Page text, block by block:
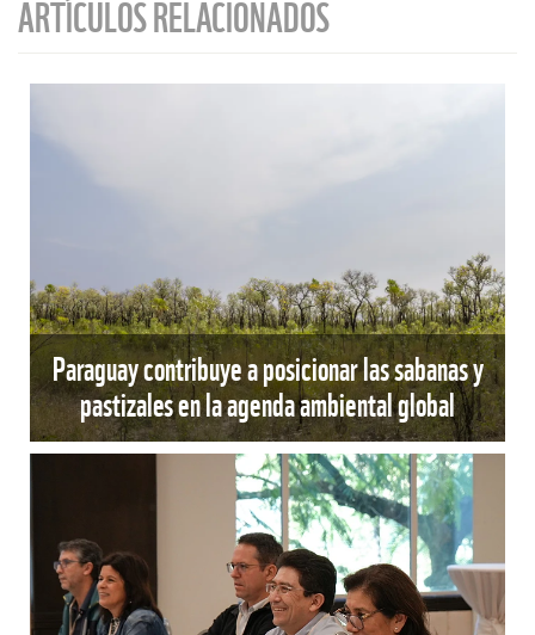
ARTÍCULOS RELACIONADOS
Paraguay contribuye a posicionar las sabanas y
pastizales en la agenda ambiental global